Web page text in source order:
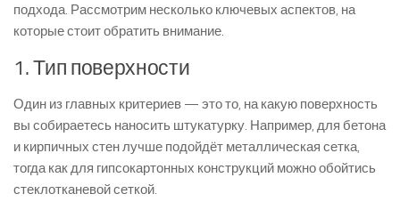
подхода. Рассмотрим несколько ключевых аспектов, на
которые стоит обратить внимание.
1. Тип поверхности
Один из главных критериев — это то, на какую поверхность
вы собираетесь наносить штукатурку. Например, для бетона
и кирпичных стен лучше подойдёт металлическая сетка,
тогда как для гипсокартонных конструкций можно обойтись
стеклотканевой сеткой.